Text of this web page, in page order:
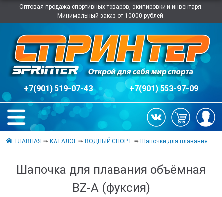
Оптовая продажа спортивных товаров, экипировки и инвентаря.
Минимальный заказ от 10000 рублей.
+7(901) 519-07-43 +7(901) 553-97-09
ГЛАВНАЯ ➠КАТАЛОГ ➠ВОДНЫЙ СПОРТ ➠Шапочки для плавания
Шапочка для плавания объёмная
BZ-A (фуксия)